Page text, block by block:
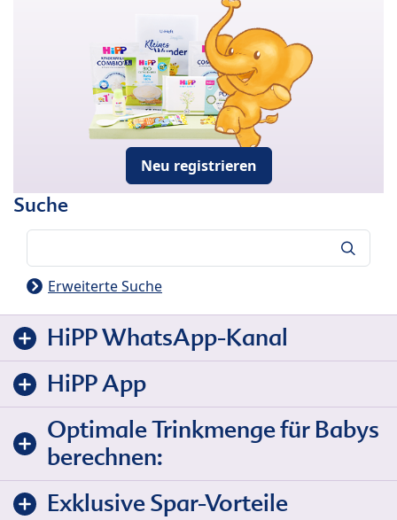
Neu registrieren
Suche
Erweiterte Suche
HiPP WhatsApp-Kanal
HiPP App
Optimale Trinkmenge für Babys
berechnen:
Exklusive Spar-Vorteile